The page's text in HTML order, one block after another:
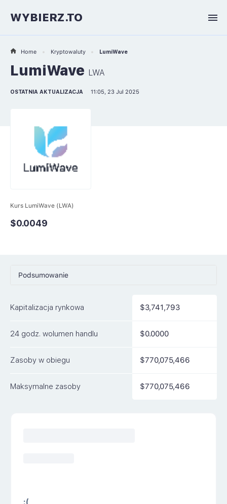
WYBIERZ.TO
Home Kryptowaluty LumiWave
LumiWave LWA
OSTATNIA AKTUALIZACJA 11:05, 23 Jul 2025
Kurs LumiWave (LWA)
$0.0049
Podsumowanie
Artykuły
Kapitalizacja rynkowa $3,741,793
24 godz. wolumen handlu $0.0000
Zasoby w obiegu $770,075,466
Maksymalne zasoby $770,075,466